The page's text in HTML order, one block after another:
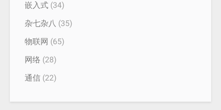
嵌入式 (34)
杂七杂八 (35)
物联网 (65)
网络 (28)
通信 (22)